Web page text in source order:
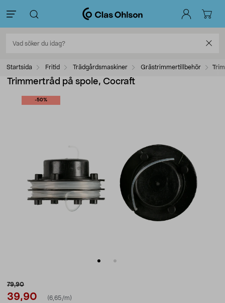
Startsida Fritid Trädgårdsmaskiner Grästrimmertillbehör
Trimmertråd på spole, Cocraft
-50%
79,90
39,90
(6,65/m)